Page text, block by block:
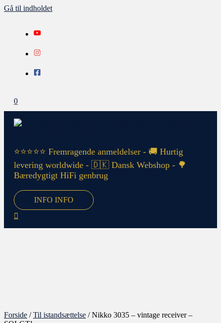
Gå til indholdet
0
⭐⭐⭐⭐⭐ Fremragende anmeldelser - 🚚 Hurtig
levering worldwide - 🇩🇰 Dansk Webshop - 🌳
Bæredygtigt HiFi genbrug
INFO INFO
Forside /Til istandsættelse / Nikko 3035 – vintage receiver –